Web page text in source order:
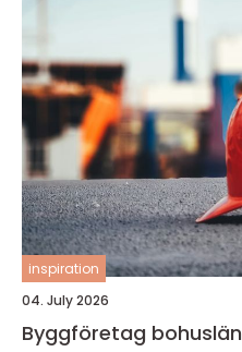
inspiration
04. July 2026
Byggföretag bohuslän så hittar du rätt